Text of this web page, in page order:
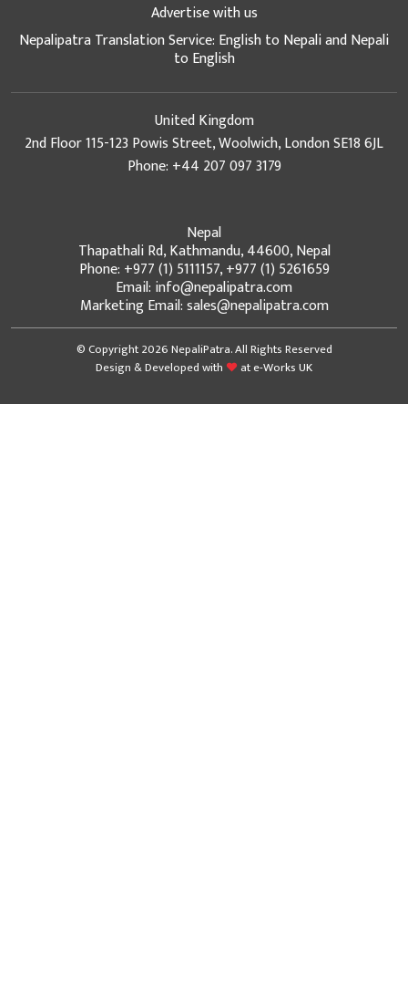
Advertise with us
Nepalipatra Translation Service: English to Nepali and Nepali
to English
United Kingdom
2nd Floor 115-123 Powis Street, Woolwich, London SE18 6JL
Phone: +44 207 097 3179
Nepal
Thapathali Rd, Kathmandu, 44600, Nepal
Phone: +977 (1) 5111157, +977 (1) 5261659
Email: info@nepalipatra.com
Marketing Email: sales@nepalipatra.com
© Copyright 2026 NepaliPatra. All Rights Reserved
Design & Developed with
ate-Works UK